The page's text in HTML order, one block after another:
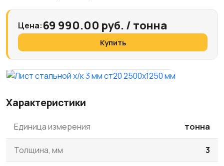
Цена:69 990.00 руб. / тонна
Купить
Характеристики
Единица измерения тонна
Толщина, мм 3